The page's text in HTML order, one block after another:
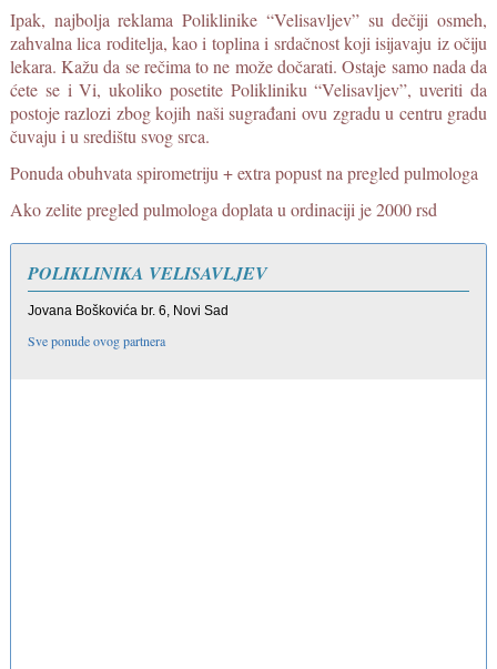
Ipak, najbolja reklama Poliklinike “Velisavljev” su dečiji osmeh,
zahvalna lica roditelja, kao i toplina i srdačnost koji isijavaju iz očiju
lekara. Kažu da se rečima to ne može dočarati. Ostaje samo nada da
ćete se i Vi, ukoliko posetite Polikliniku “Velisavljev”, uveriti da
postoje razlozi zbog kojih naši sugrađani ovu zgradu u centru gradu
čuvaju i u središtu svog srca.
Ponuda obuhvata spirometriju + extra popust na pregled pulmologa
Ako zelite pregled pulmologa doplata u ordinaciji je 2000 rsd
POLIKLINIKA VELISAVLJEV
Jovana Boškovića br. 6, Novi Sad
Sve ponude ovog partnera